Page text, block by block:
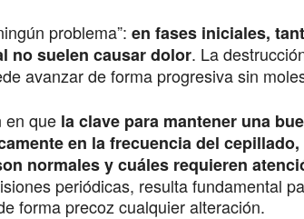
problema”: en fases iniciales,
no suelen causar dolor. La
avanzar de forma progresiva sin
en que la clave para mantener una
en la frecuencia del
normales y cuáles requieren
periódicas, resulta fundamental
forma precoz cualquier alteración.